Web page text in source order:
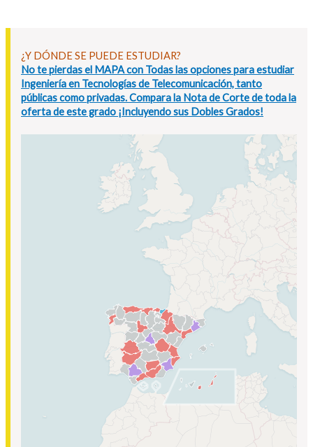
¿Y DÓNDE SE PUEDE ESTUDIAR?
No te pierdas el MAPA con Todas las opciones para estudiar
Ingeniería en Tecnologías de Telecomunicación, tanto
públicas como privadas. Compara la Nota de Corte de toda la
oferta de este grado ¡Incluyendo sus Dobles Grados!